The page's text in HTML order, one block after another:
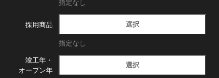
指定なし
採用商品 選択
指定なし
竣工年・
オープン年
選択